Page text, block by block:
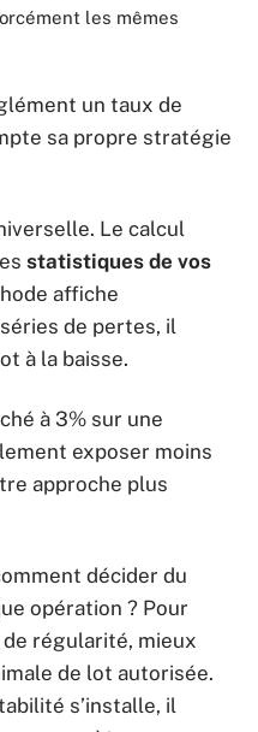
les mêmes
un taux de
sa propre stratégie
Le calcul
statistiques de vos
affiche
de pertes, il
à la baisse.
à 3% sur une
exposer moins
approche plus
décider du
opération ? Pour
régularité, mieux
de lot autorisée.
s’installe, il